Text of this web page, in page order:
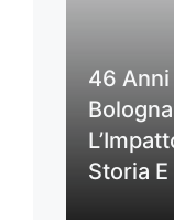
46 Anni
Storia